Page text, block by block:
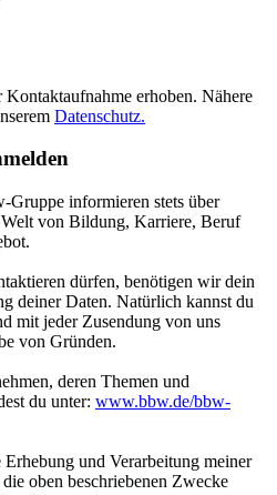
erhoben. Nähere
Datenschutz.
Gruppe informieren stets über
von Bildung, Karriere, Beruf
dürfen, benötigen wir dein
deiner Daten. Natürlich kannst du
mit jeder Zusendung von uns
von Gründen.
deren Themen und
du unter: www.bbw.de/bbw-
und Verarbeitung meiner
oben beschriebenen Zwecke